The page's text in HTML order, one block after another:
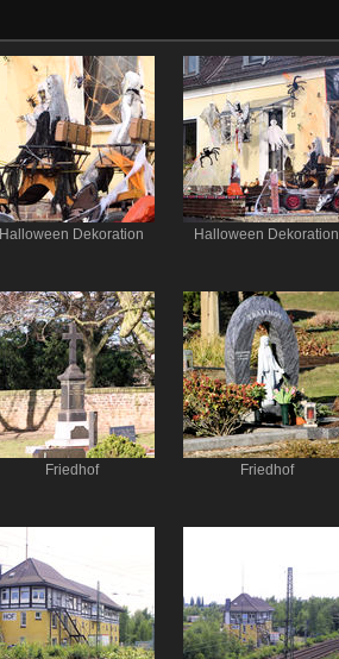
Halloween Dekoration Halloween Dekoration
Friedhof Friedhof